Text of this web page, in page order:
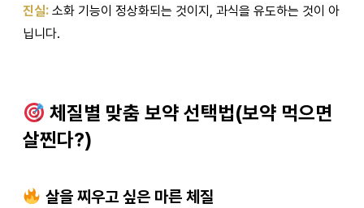
진실: 소화 기능이 정상화되는 것이지, 과식을 유도하는 것이 아
닙니다.
체질별 맞춤 보약 선택법(보약 먹으면
살찐다?)
살을 찌우고 싶은 마른 체질